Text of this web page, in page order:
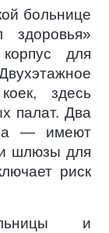
больнице
здоровья»
для
здесь
палат. Два
— имеют
шлюзы для
риск
и